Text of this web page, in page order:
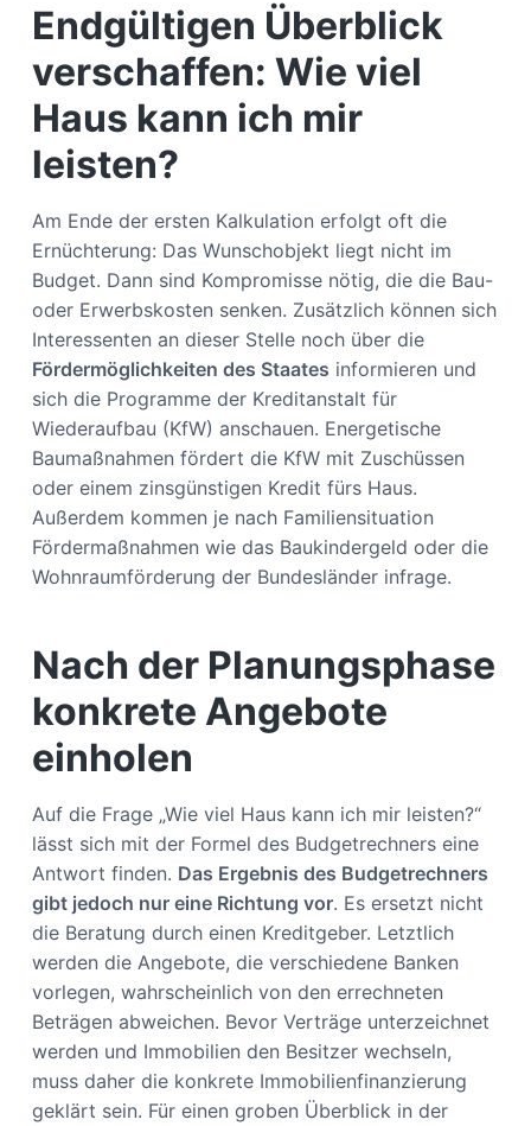
Endgültigen Überblick
verschaffen: Wie viel
Haus kann ich mir
leisten?
Am Ende der ersten Kalkulation erfolgt oft die
Ernüchterung: Das Wunschobjekt liegt nicht im
Budget. Dann sind Kompromisse nötig, die die Bau-
oder Erwerbskosten senken. Zusätzlich können sich
Interessenten an dieser Stelle noch über die
Fördermöglichkeiten des Staates informieren und
sich die Programme der Kreditanstalt für
Wiederaufbau (KfW) anschauen. Energetische
Baumaßnahmen fördert die KfW mit Zuschüssen
oder einem zinsgünstigen Kredit fürs Haus.
Außerdem kommen je nach Familiensituation
Fördermaßnahmen wie das Baukindergeld oder die
Wohnraumförderung der Bundesländer infrage.
Nach der Planungsphase
konkrete Angebote
einholen
Auf die Frage „Wie viel Haus kann ich mir leisten?“
lässt sich mit der Formel des Budgetrechners eine
Antwort finden. Das Ergebnis des Budgetrechners
gibt jedoch nur eine Richtung vor. Es ersetzt nicht
die Beratung durch einen Kreditgeber. Letztlich
werden die Angebote, die verschiedene Banken
vorlegen, wahrscheinlich von den errechneten
Beträgen abweichen. Bevor Verträge unterzeichnet
werden und Immobilien den Besitzer wechseln,
muss daher die konkrete Immobilienfinanzierung
geklärt sein. Für einen groben Überblick in der